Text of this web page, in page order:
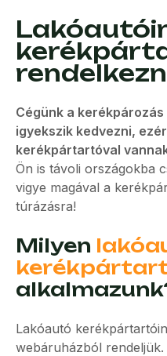
Cégünk a
igyekszik kedvezni,
kerékpártartóval
Ön is távoli országokba
vigye magával a
túrázásra!
Milyen
Lakóautó
webáruházból rendeljük.